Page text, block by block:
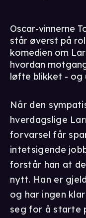
Oscar-vinnerne
står øverst på
komedien om
hvordan
løfte blikket - og
Når den
hverdagslige
forvarsel får
intetsigende
forstår han at
nytt. Han er
og har ingen
seg for å starte